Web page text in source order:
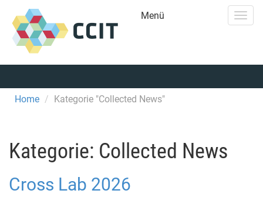
Menü
Home Kategorie "Collected News"
Kategorie: Collected News
Cross Lab 2026